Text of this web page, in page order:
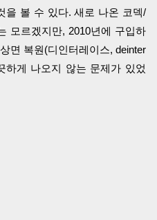
을 볼 수 있다. 새로 나온 코덱/
모르겠지만, 2010년에 구입하
면 복원(디인터레이스, deinter
하게 나오지 않는 문제가 있었